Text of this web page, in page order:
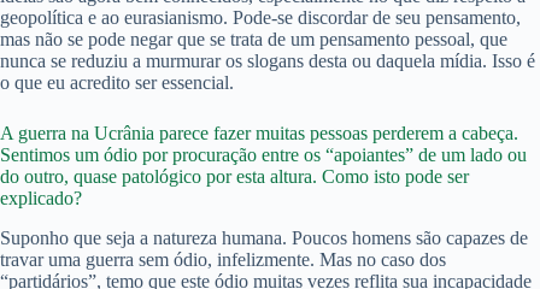
geopolítica e ao eurasianismo. Pode-se discordar de seu pensamento,
mas não se pode negar que se trata de um pensamento pessoal, que
nunca se reduziu a murmurar os slogans desta ou daquela mídia. Isso é
o que eu acredito ser essencial.
A guerra na Ucrânia parece fazer muitas pessoas perderem a cabeça.
Sentimos um ódio por procuração entre os “apoiantes” de um lado ou
do outro, quase patológico por esta altura. Como isto pode ser
explicado?
Suponho que seja a natureza humana. Poucos homens são capazes de
travar uma guerra sem ódio, infelizmente. Mas no caso dos
“partidários”, temo que este ódio muitas vezes reflita sua incapacidade